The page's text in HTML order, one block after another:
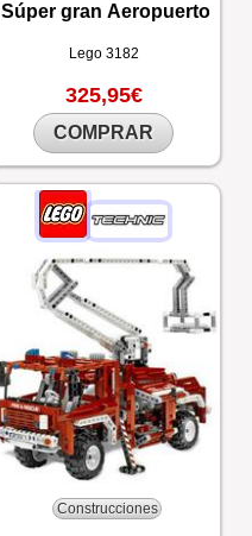
Súper gran Aeropuerto
Lego 3182
325,95€
COMPRAR
Construcciones